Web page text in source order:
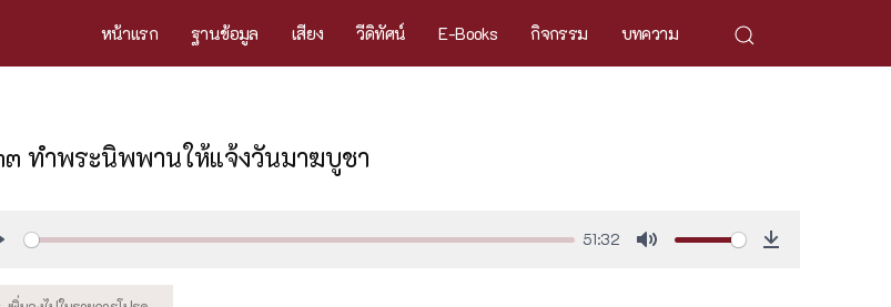
หน้าแรก ฐานข้อมูล เสียง วีดิทัศน์ E-Books กิจกรรม บทความ
ทำพระนิพพานให้แจ้งวันมาฆบูชา
51:32